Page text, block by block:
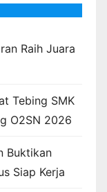
Raih Juara
Tebing SMK
O2SN 2026
Buktikan
Siap Kerja